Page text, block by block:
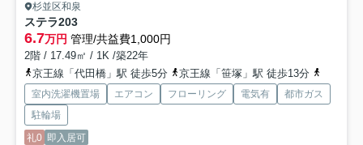
杉並区和泉
ステラ203
6.7万円 管理/共益費1,000円
2階 / 17.49㎡ / 1K /築22年
京王線「代田橋」駅 徒歩5分
京王線「笹塚」駅 徒歩13分
室内洗濯機置場 エアコン フローリング 電気有
都市ガス
駐輪場
礼0 即入居可